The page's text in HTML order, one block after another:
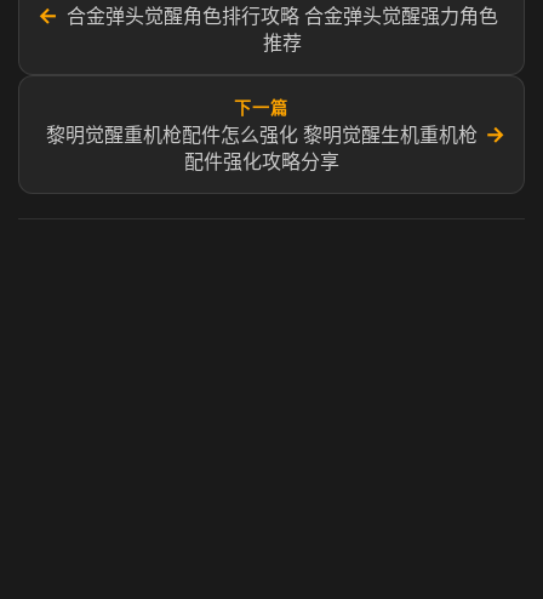
← 合金弹头觉醒角色排行攻略 合金弹头觉醒强力角色
推荐
下一篇
黎明觉醒重机枪配件怎么强化 黎明觉醒生机重机枪
配件强化攻略分享
→